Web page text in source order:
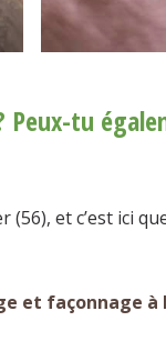
tu
(56), et c’est ici
et façonnage à